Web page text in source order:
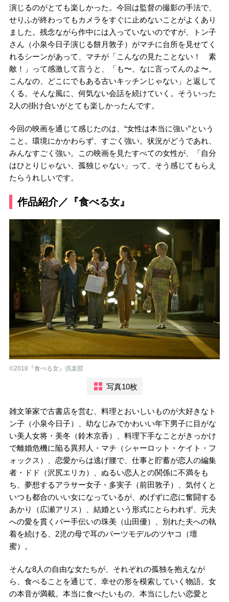
演じるのがとても楽しかった。今回は監督の撮影の手法で、
せりふが終わってもカメラをすぐに止めないことがよくあり
ました。残念ながら作中には入っていないのですが、トン子
さん（小泉今日子演じる餅月敦子）がマチに台所を見せてく
れるシーンがあって、マチが「こんなの見たことない！ 素
敵！」って感激して言うと、「も〜、なに言ってんのよ〜。
こんなの、どこにでもある古いキッチンじゃない」と返して
くる。そんな風に、何気ない会話を続けていく。そういった
2人の掛け合いがとても楽しかったんです。
今回の映画を通じて感じたのは、“女性は本当に強い”という
こと。環境にかかわらず、すごく強い。状況がどうであれ、
みんなすごく強い。この映画を見たすべての女性が、「自分
はひとりじゃない、孤独じゃない」って、そう感じてもらえ
たらうれしいです。
作品紹介／『食べる女』
©2018『食べる女』倶楽部
写真10枚
雑文筆家で古書店を営む、料理とおいしいものが大好きなト
ン子（小泉今日子）、幼なじみでかわいい年下男子に目がな
い美人女将・美冬（鈴木京香）、料理下手なことがきっかけ
で離婚危機に陥る異邦人・マチ（シャーロット・ケイト・フ
ォックス）、恋愛からは逃げ腰で、仕事と貯蓄が恋人の編集
者・ドド（沢尻エリカ）、ぬるい恋人との関係に不満をも
ち、夢想するアラサー女子・多実子（前田敦子）、気付くと
いつも都合のいい女になっているが、めげずに恋に奮闘する
あかり（広瀬アリス）、結婚という形式にとらわれず、元夫
への愛を貫くバー手伝いの珠美（山田優）、別れた夫への執
着を続ける、2児の母で耳のパーツモデルのツヤコ（壇
蜜）。
そんな8人の自由な女たちが、それぞれの孤独を抱えなが
ら、食べることを通じて、幸せの形を模索していく物語。女
の本音が満載。本当に食べたいもの、本当にしたい恋愛と